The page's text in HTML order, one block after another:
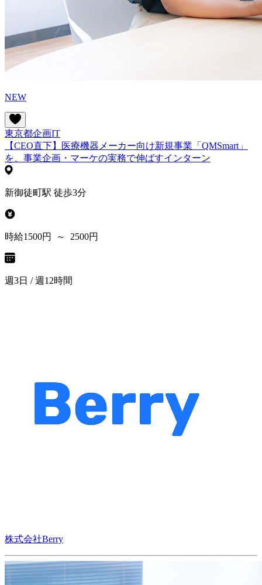
NEW
東京都企画IT
【CEO直下】医療機器メーカー向け新規事業「QMSmart」
を、事業企画・マーケの実務で伸ばすインターン
新御徒町駅 徒歩3分
時給1500円 ～ 2500円
週3日 / 週12時間
株式会社Berry